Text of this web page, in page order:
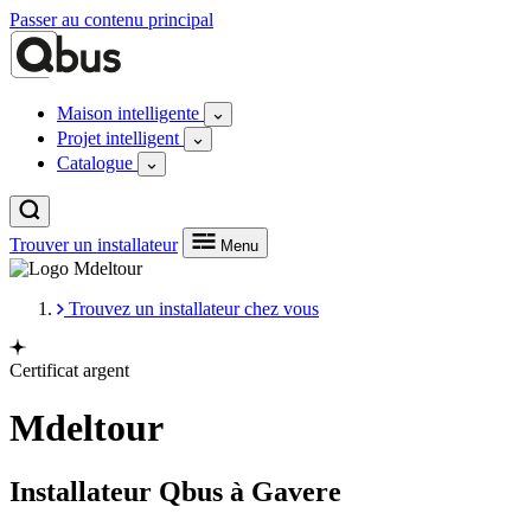
Passer au contenu principal
Maison intelligente
Projet intelligent
Catalogue
Trouver un installateur Menu
Trouvez un installateur chez vous
Certificat argent
Mdeltour
Installateur Qbus à Gavere